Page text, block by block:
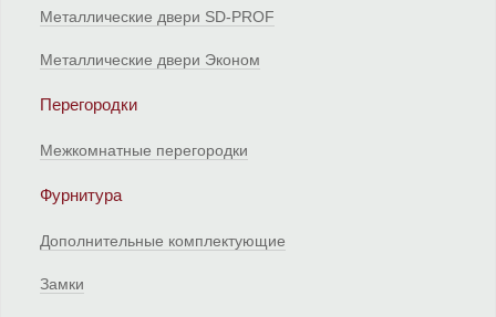
Металлические двери SD-PROF
Металлические двери Эконом
Перегородки
Межкомнатные перегородки
Фурнитура
Дополнительные комплектующие
Замки